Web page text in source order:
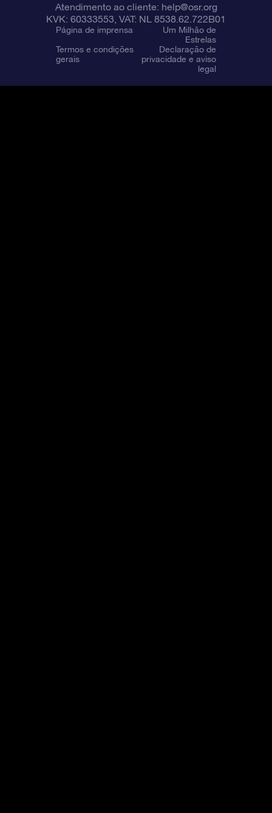
Atendimento ao cliente: help@osr.org
KVK: 60333553, VAT: NL 8538.62.722B01
Página de imprensa
Um Milhão de
Estrelas
Termos e condições
gerais
Declaração de
privacidade e aviso
legal